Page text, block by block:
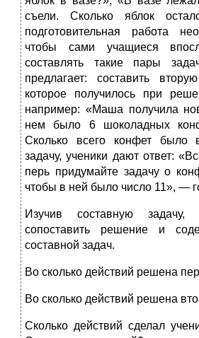
съели. Сколько яблок
подготовительная работа
чтобы сами уча­щиеся
составлять такие пары
предлагает: составить
которое получилось при
напри­мер: «Маша получила
нем было 6 шоколад­ных
Сколько всего конфет было
задачу, ученики дают ответ:
перь придумайте задачу о
чтобы в ней было число 11», —
Изучив составную задачу,
сопоставить решение и
составной задач.
Во сколько действий решена
Во сколько действий решена
Сколько действий сделал